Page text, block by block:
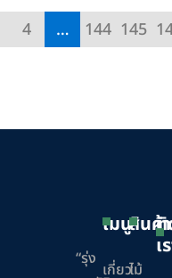
4 … 144 145
“รุ่ง
เมนู
เกี่ยว
สินค้า
ไม้
ติ
เ